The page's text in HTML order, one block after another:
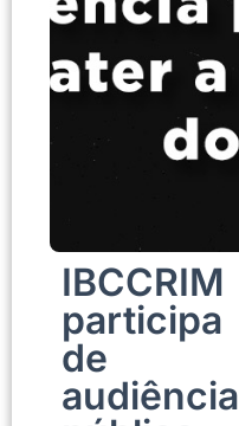
IBCCRIM
participa
de
audiência